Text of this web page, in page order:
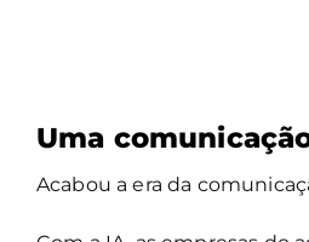
Uma
Acabou a era da